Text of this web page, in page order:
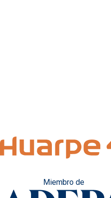
Miembro de